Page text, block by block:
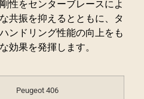
性をセンターブレースによ
共振を抑えるとともに、タ
ンドリング性能の向上をも
効果を発揮します。
Peugeot 406